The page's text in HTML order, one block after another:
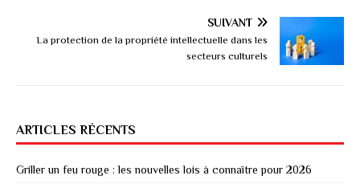
SUIVANT
La protection de la propriété intellectuelle dans les
secteurs culturels
ARTICLES RÉCENTS
Griller un feu rouge : les nouvelles lois à connaître pour 2026